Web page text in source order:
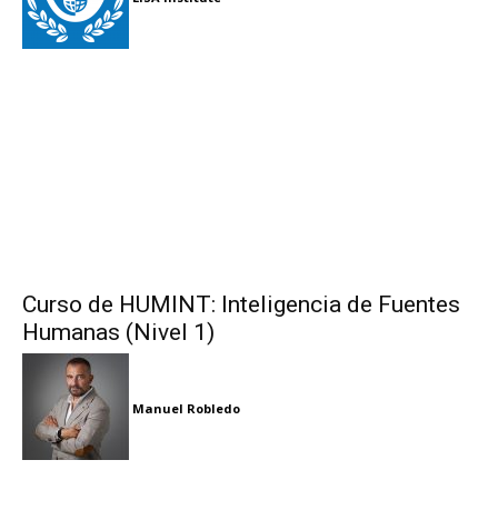
Curso de HUMINT: Inteligencia de Fuentes
Humanas (Nivel 1)
Manuel Robledo